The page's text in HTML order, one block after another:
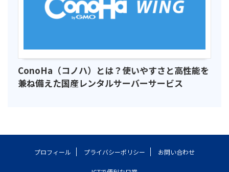
ConoHa（コノハ）とは？使いやすさと高性能を
兼ね備えた国産レンタルサーバーサービス
プロフィール プライバシーポリシー お問い合わせ